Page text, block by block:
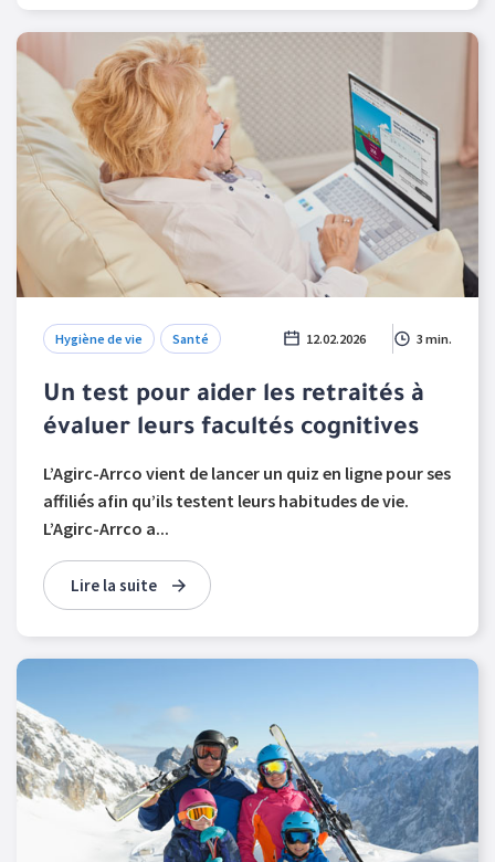
Hygiène de vie Santé 12.02.2026 3 min.
Un test pour aider les retraités à
évaluer leurs facultés cognitives
L’Agirc-Arrco vient de lancer un quiz en ligne pour ses
affiliés afin qu’ils testent leurs habitudes de vie.
L’Agirc-Arrco a...
Lire la suite